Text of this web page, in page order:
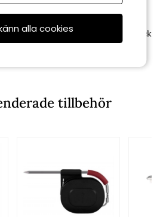
Weber
Grillmatta 100x180 cm - black
tillbehör
alla cookies